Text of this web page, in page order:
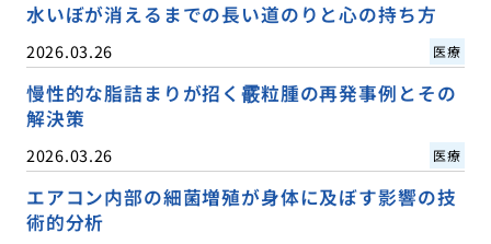
水いぼが消えるまでの長い道のりと心の持ち方
2026.03.26 医療
慢性的な脂詰まりが招く霰粒腫の再発事例とその
解決策
2026.03.26 医療
エアコン内部の細菌増殖が身体に及ぼす影響の技
術的分析